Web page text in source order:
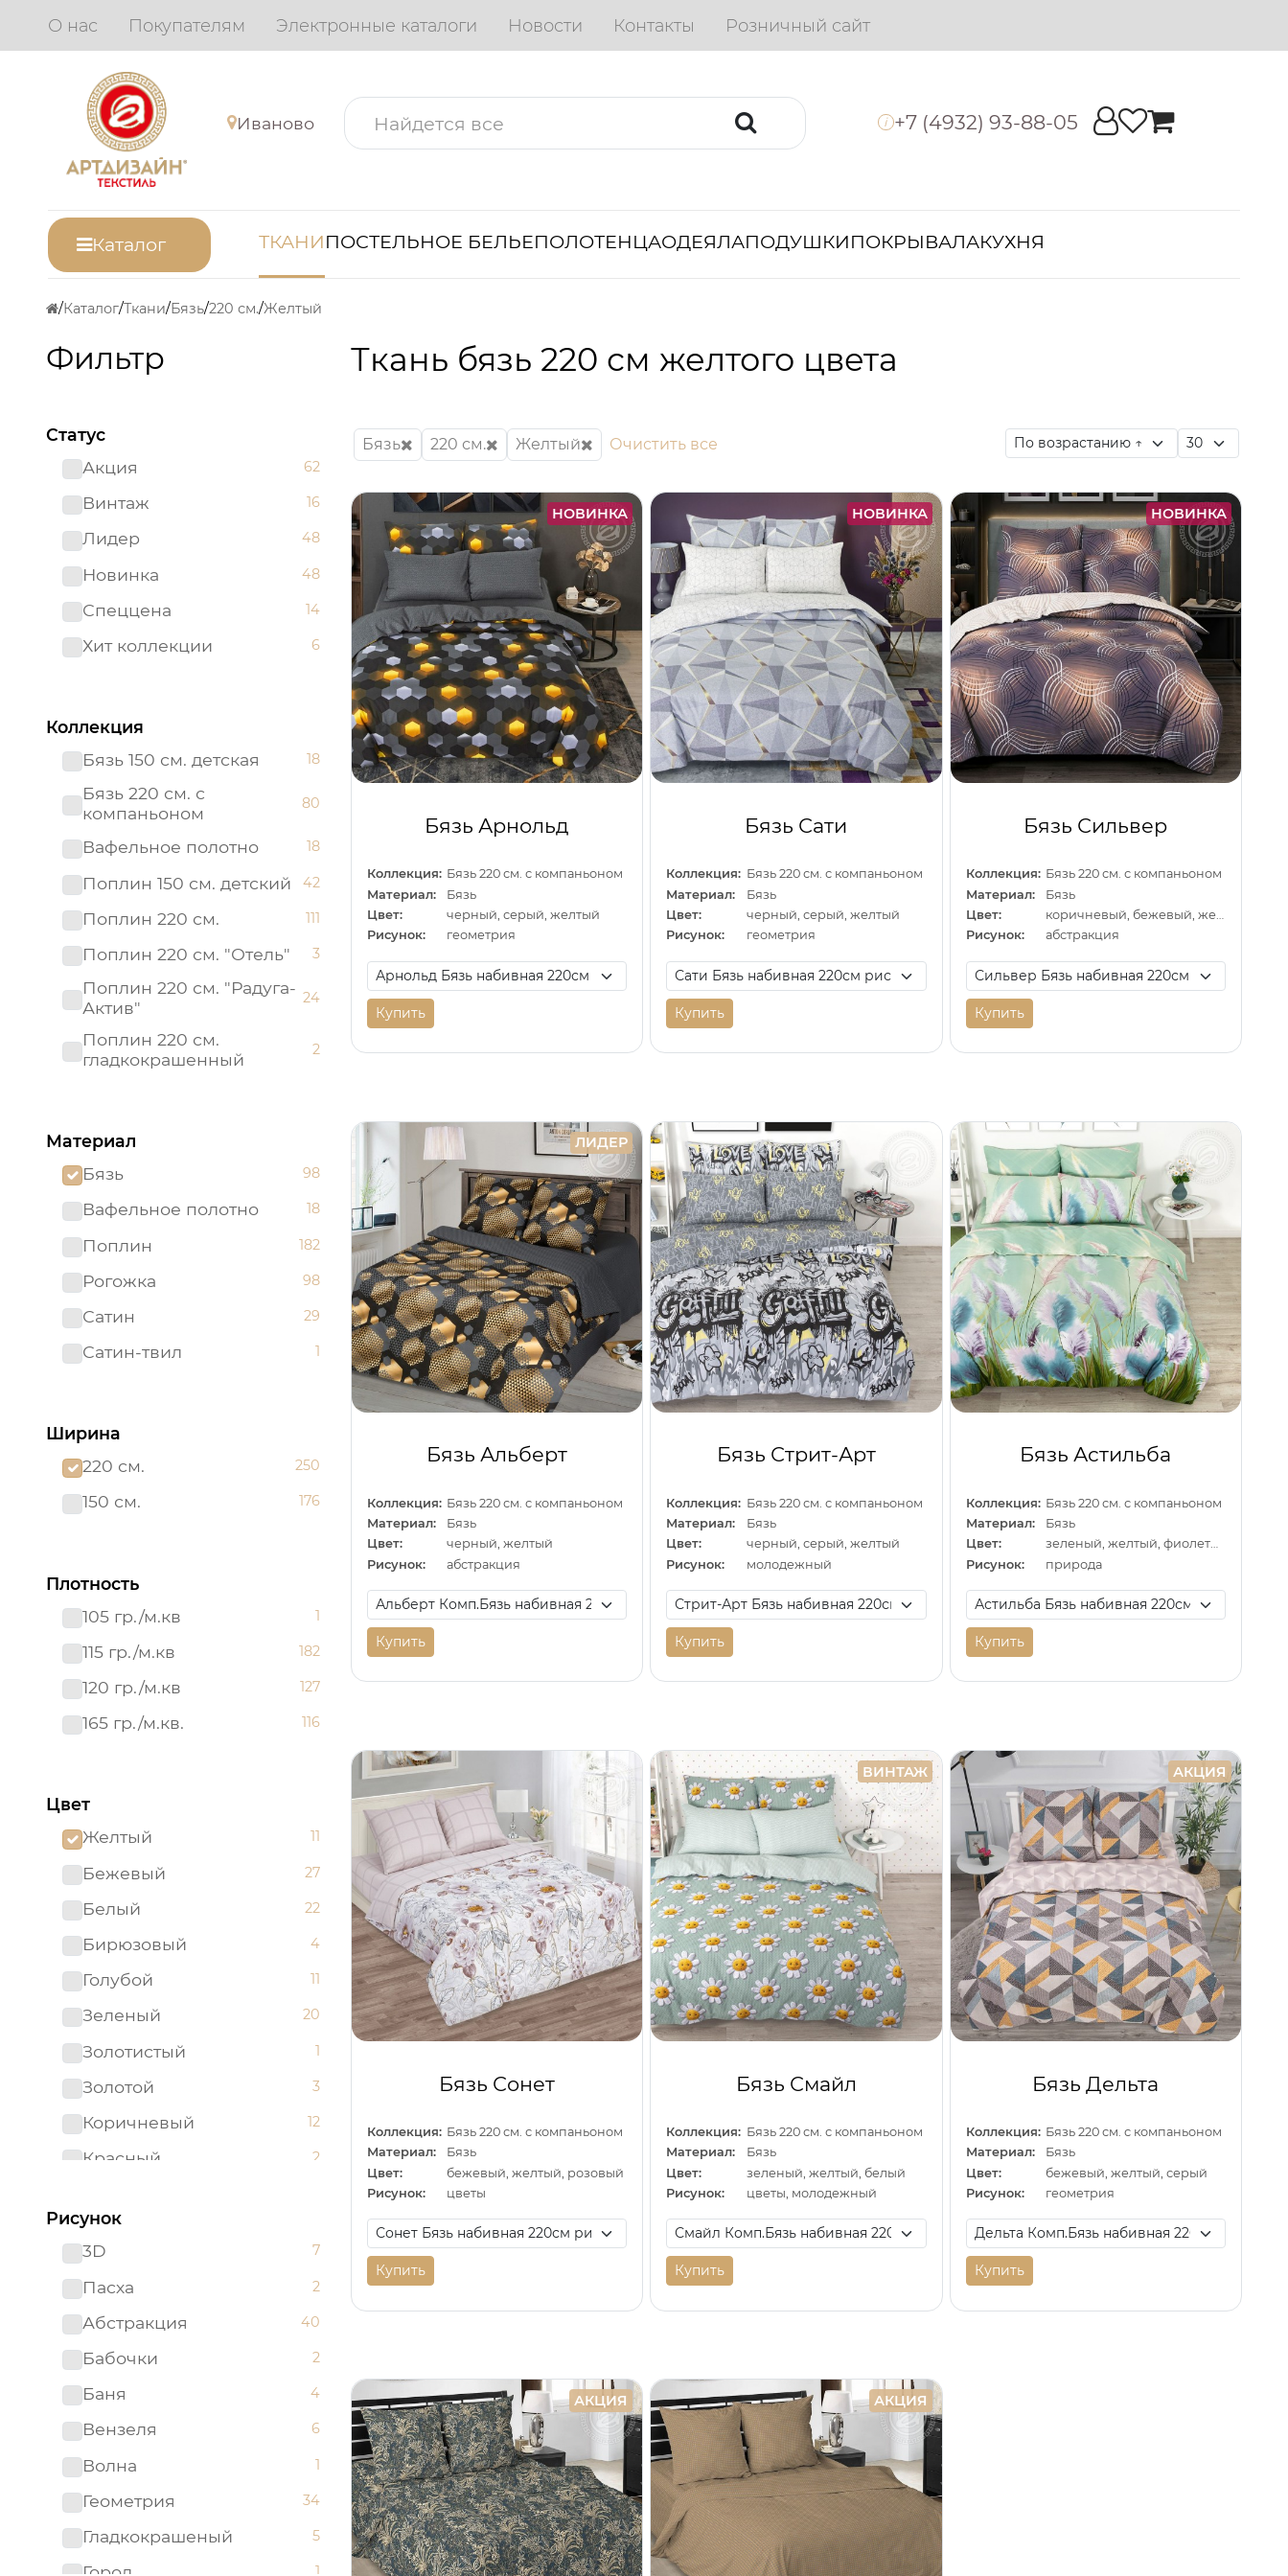
О нас Покупателям Электронные каталоги Новости Контакты Розничный сайт
Иваново i +7 (4932) 93-88-05
Каталог ТКАНИПОСТЕЛЬНОЕ БЕЛЬЕПОЛОТЕНЦАОДЕЯЛАПОДУШКИПОКРЫВАЛАКУХНЯ
Каталог Ткани Бязь 220 см. Желтый
Фильтр
Статус
Акция
62
Винтаж 16
Лидер 48
Новинка 48
Спеццена 14
Хит коллекции 6
Коллекция
Бязь 150 см. детская
18
Бязь 220 см. с
компаньоном
80
Вафельное полотно 18
Поплин 150 см. детский 42
Поплин 220 см. 111
Поплин 220 см. "Отель" 3
Поплин 220 см. "Радуга-
Актив"
24
Поплин 220 см.
гладкокрашенный
2
Рогожка 150 см.
Сатин 220 см 19
Сатин 220 см.
гладкокрашенный
9
Сатин-твил 220 см 1
Материал
Бязь
98
Вафельное полотно 18
Поплин 182
Рогожка 98
Сатин 29
Сатин-твил 1
Ширина
220 см.
250
150 см. 176
Плотность
105 гр./м.кв
1
115 гр./м.кв 182
120 гр./м.кв 127
165 гр./м.кв. 116
Цвет
Желтый
11
Бежевый 27
Белый 22
Бирюзовый 4
Голубой 11
Зеленый 20
Золотистый 1
Золотой 3
Коричневый 12
Красный 2
Мятный
Оранжевый
Розовый
Светло-бирюзовый
Серый
Синий
Сиреневый
Темно-синий
Фиолетовый
Черный
Рисунок
3D
7
Пасха 2
Абстракция 40
Бабочки 2
Баня 4
Вензеля 6
Волна 1
Геометрия 34
Гладкокрашеный 5
Город 1
Ткань бязь 220 см желтого цвета
Бязь 220 см. Желтый Очистить все
НОВИНКА
Бязь Арнольд
Коллекция: Бязь 220 см. с компаньоном
Материал:
Бязь
Цвет:
черный, серый, желтый
Рисунок:
геометрия
Купить
НОВИНКА
Бязь Сати
Коллекция: Бязь 220 см. с компаньоном
Материал:
Бязь
Цвет:
черный, серый, желтый
Рисунок:
геометрия
Купить
НОВИНКА
Бязь Сильвер
Коллекция: Бязь 220 см. с компаньоном
Материал:
Бязь
Цвет:
Рисунок:
абстракция
Купить
ЛИДЕР
Бязь Альберт
Коллекция: Бязь 220 см. с компаньоном
Материал:
Бязь
Цвет:
черный, желтый
Рисунок:
абстракция
Купить
Бязь Стрит-Арт
Коллекция: Бязь 220 см. с компаньоном
Материал:
Бязь
Цвет:
черный, серый, желтый
Рисунок:
молодежный
Купить
Бязь Астильба
Коллекция: Бязь 220 см. с компаньоном
Материал:
Бязь
Цвет:
зеленый, желтый, фиолетовый
Рисунок:
природа
Купить
Бязь Сонет
Коллекция: Бязь 220 см. с компаньоном
Материал:
Бязь
Цвет:
бежевый, желтый, розовый
Рисунок:
цветы
Купить
ВИНТАЖ
Бязь Смайл
Коллекция: Бязь 220 см. с компаньоном
Материал:
Бязь
Цвет:
зеленый, желтый, белый
Рисунок:
цветы, молодежный
Купить
АКЦИЯ
Бязь Дельта
Коллекция: Бязь 220 см. с компаньоном
Материал:
Бязь
Цвет:
бежевый, желтый, серый
Рисунок:
геометрия
Купить
АКЦИЯ АКЦИЯ